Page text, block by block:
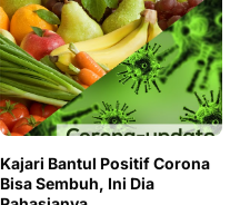
Kajari Bantul Positif Corona
Bisa Sembuh, Ini Dia